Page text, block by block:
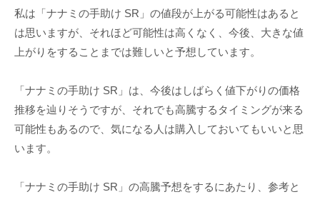
私は「ナナミの手助け SR」の値段が上がる可能性はあると
は思いますが、それほど可能性は高くなく、今後、大きな値
上がりをすることまでは難しいと予想しています。
「ナナミの手助け SR」は、今後はしばらく値下がりの価格
推移を辿りそうですが、それでも高騰するタイミングが来る
可能性もあるので、気になる人は購入しておいてもいいと思
います。
「ナナミの手助け SR」の高騰予想をするにあたり、参考と